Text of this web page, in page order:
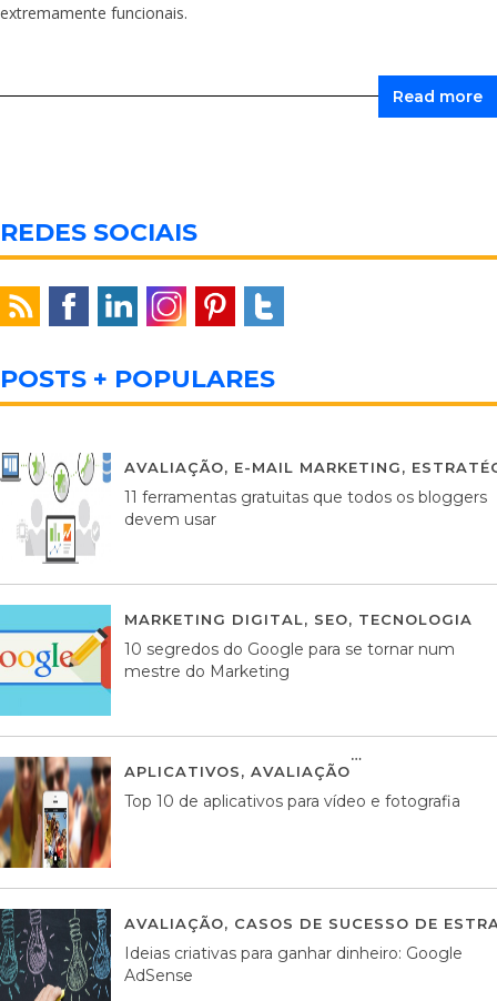
extremamente funcionais.
Read more
REDES SOCIAIS
POSTS + POPULARES
AVALIAÇÃO, E-MAIL MARKETING,
11 ferramentas gratuitas que todos os bloggers
devem usar
MARKETING DIGITAL, SEO, TECNOLOGIA
10 segredos do Google para se tornar num
mestre do Marketing
APLICATIVOS, AVALIAÇÃO
Top 10 de aplicativos para vídeo e fotografia
AVALIAÇÃO, CASOS DE SUCESSO DE
Ideias criativas para ganhar dinheiro: Google
AdSense